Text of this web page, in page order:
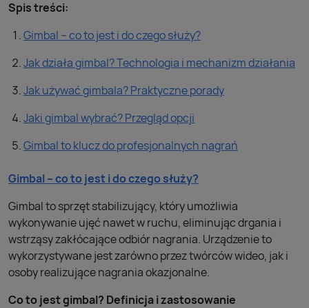
Spis treści:
Gimbal – co to jest i do czego służy?
Jak działa gimbal? Technologia i mechanizm działania
Jak używać gimbala? Praktyczne porady
Jaki gimbal wybrać? Przegląd opcji
Gimbal to klucz do profesjonalnych nagrań
Gimbal – co to jest i do czego służy?
Gimbal to sprzęt stabilizujący, który umożliwia
wykonywanie ujęć nawet w ruchu, eliminując drgania i
wstrząsy zakłócające odbiór nagrania. Urządzenie to
wykorzystywane jest zarówno przez twórców wideo, jak i
osoby realizujące nagrania okazjonalne.
Co to jest gimbal? Definicja i zastosowanie